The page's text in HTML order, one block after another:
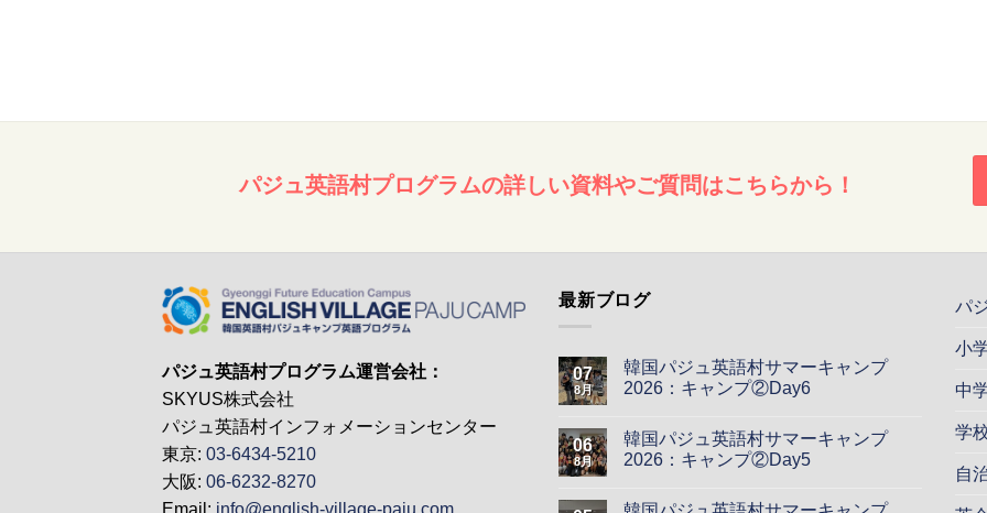
パジュ英語村プログラムの詳しい資料やご質問はこちらから！
パジュ英語村プログラム運営会社：
SKYUS株式会社
パジュ英語村インフォメーションセンター
東京: 03-6434-5210
大阪: 06-6232-8270
Email: info@english-village-paju.com
最新ブログ
07
8月
韓国パジュ英語村サマーキャンプ
2026：キャンプ②Day6
06
8月
韓国パジュ英語村サマーキャンプ
2026：キャンプ②Day5
パ
小
中
学
自